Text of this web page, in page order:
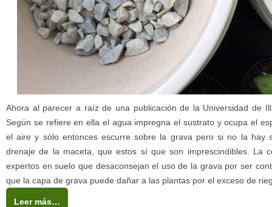
Ahora al parecer a raíz de una publicación de la Universidad de
Según se refiere en ella el agua impregna el sustrato y ocupa el
el aire y sólo entonces escurre sobre la grava pero si no la hay
drenaje de la maceta, que estos sí que son imprescindibles. La
expertos en suelo que desaconsejan el uso de la grava por ser
que la capa de grava puede dañar a las plantas por el exceso de
Leer más…